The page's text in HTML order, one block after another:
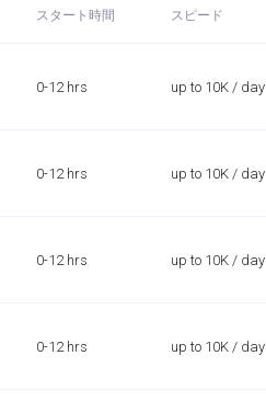
スタート時間 スピード
0-12 hrs up to 10K / day
0-12 hrs up to 10K / day
0-12 hrs up to 10K / day
0-12 hrs up to 10K / day